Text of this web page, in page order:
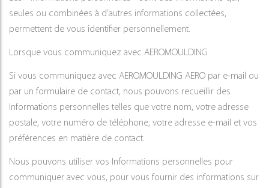
seules ou combinées à d’autres informations collectées,
permettent de vous identifier personnellement.
Lorsque vous communiquez avec AEROMOULDING
Si vous communiquez avec AEROMOULDING AERO par e-mail ou
par un formulaire de contact, nous pouvons recueillir des
Informations personnelles telles que votre nom, votre adresse
postale, votre numéro de téléphone, votre adresse e-mail et vos
préférences en matière de contact.
Nous pouvons utiliser vos Informations personnelles pour
communiquer avec vous, pour vous fournir des informations sur